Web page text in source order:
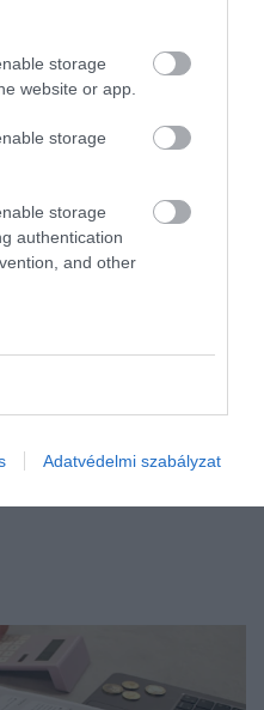
storage
website or app.
storage
storage
authentication
and other
Adatvédelmi szabályzat
újra
önkéntes nyugdíjpénztárak
több mint 12 ezren
míg tavaly összesen több mint